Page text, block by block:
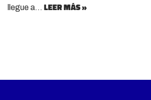
llegue a… Leer más »